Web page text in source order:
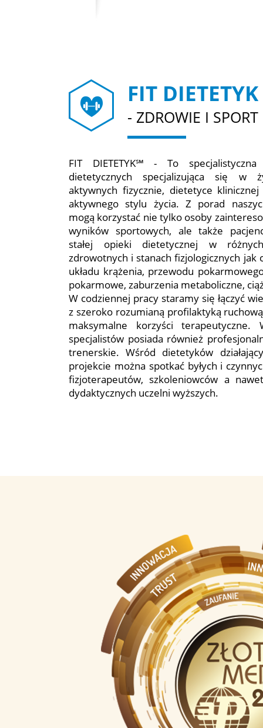
FIT DIETETYK
- ZDROWIE I SPORT
FIT DIETETYK℠ - To
dietetycznych specjalizująca się w
aktywnych fizycznie, dietetyce
aktywnego stylu życia. Z porad
mogą korzystać nie tylko osoby
wyników sportowych, ale także
stałej opieki dietetycznej w
zdrowotnych i stanach fizjologicznych jak
układu krążenia, przewodu
pokarmowe, zaburzenia metaboliczne,
W codziennej pracy staramy się łączyć
z szeroko rozumianą profilaktyką
maksymalne korzyści terapeutyczne.
specjalistów posiada również
trenerskie. Wśród dietetyków
projekcie można spotkać byłych i
fizjoterapeutów, szkoleniowców a
dydaktycznych uczelni wyższych.